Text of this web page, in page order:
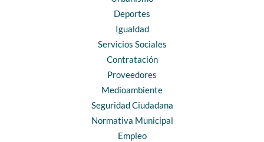
Deportes
Igualdad
Servicios Sociales
Contratación
Proveedores
Medioambiente
Seguridad Ciudadana
Normativa Municipal
Empleo